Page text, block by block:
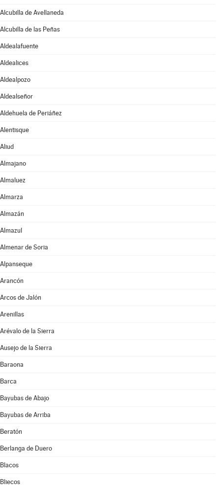
Alcubilla de Avellaneda
Alcubilla de las Peñas
Aldealafuente
Aldealices
Aldealpozo
Aldealseñor
Aldehuela de Periáñez
Alentisque
Aliud
Almajano
Almaluez
Almarza
Almazán
Almazul
Almenar de Soria
Alpanseque
Arancón
Arcos de Jalón
Arenillas
Arévalo de la Sierra
Ausejo de la Sierra
Baraona
Barca
Bayubas de Abajo
Bayubas de Arriba
Beratón
Berlanga de Duero
Blacos
Bliecos